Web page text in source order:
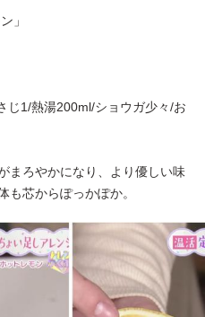
」
じ1/熱湯200ml/ショウガ少々/お
まろやかになり、より優しい味
も芯からぽっかぽか。